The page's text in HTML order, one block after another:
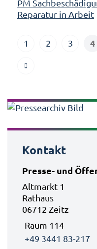
PM
Reparatur in Arbeit
1 2 3 4
Kontakt
Presse- und
Altmarkt 1
Rathaus
06712 Zeitz
Raum 114
+49 3441 83-217